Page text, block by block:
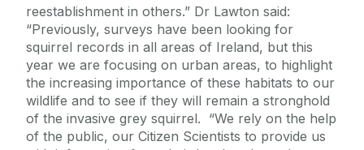
reestablishment in others.” Dr Lawton said:
“Previously, surveys have been looking for
squirrel records in all areas of Ireland, but this
year we are focusing on urban areas, to highlight
the increasing importance of these habitats to our
wildlife and to see if they will remain a stronghold
of the invasive grey squirrel. “We rely on the help
of the public, our Citizen Scientists to provide us